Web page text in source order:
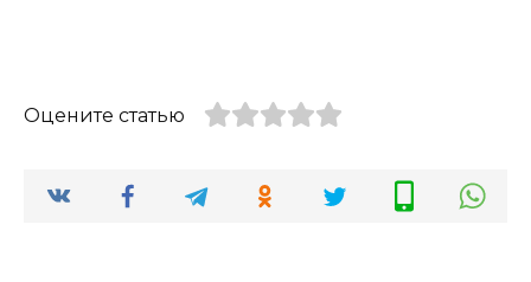
Оцените статью